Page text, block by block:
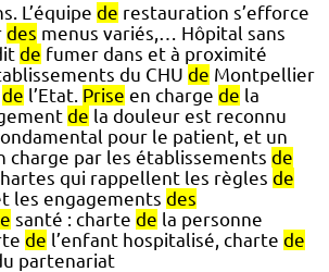
L’équipe de restauration s’efforce
des menus variés,… Hôpital sans
de fumer dans et à proximité
du CHU de Montpellier
de l’Etat. Prise en charge de la
de la douleur est reconnu
pour le patient, et un
charge par les établissements de
qui rappellent les règles de
les engagements des
santé : charte de la personne
de l’enfant hospitalisé, charte de
partenariat